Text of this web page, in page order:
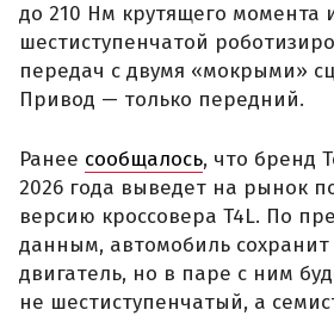
до 210 Нм крутящего момента
шестиступенчатой
передач с двумя «мокрыми»
Привод — только передний.
Ранее сообщалось, что бренд
2026 года выведет на рынок
версию кроссовера T4L. По
данным, автомобиль сохранит
двигатель, но в паре с ним
не шестиступенчатый, а